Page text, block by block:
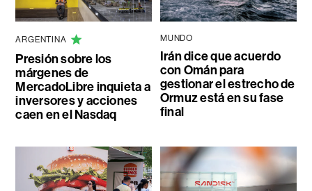
ARGENTINA
Presión sobre los
márgenes de
MercadoLibre inquieta a
inversores y acciones
caen en el Nasdaq
MUNDO
Irán dice que acuerdo
con Omán para
gestionar el estrecho de
Ormuz está en su fase
final